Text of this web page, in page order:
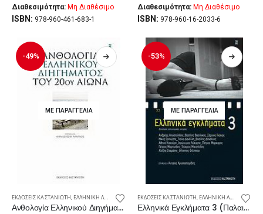
was:
€16.50.
τιμή
είναι:
€10.00.
Διαθεσιμότητα: Μη Διαθέσιμο
ISBN: 978-960-461-683-1
was:
€14.41.
τιμή
είναι:
€10.00.
Διαθεσιμότητα: Μη Διαθέσιμο
ISBN: 978-960-16-2033-6
-49%
ΜΕ ΠΑΡΑΓΓΕΛΊΑ
ΕΚΔΌΣΕΙΣ ΚΑΣΤΑΝΙΏΤΗ ΕΛΛΗΝΙΚΉ ΛΟΓΟΤΕΧΝΊΑ ΠΑΛΑΙΟΒΙΒΛΙΟΠΩΛΕΊΟ
Ανθολογία Ελληνικού Διηγήματος Του 20ού Αιώνα (Παλαιoβιβλιοπωλείο)
-53%
ΜΕ ΠΑΡΑΓΓΕΛΊΑ
ΕΚΔΌΣΕΙΣ ΚΑΣΤΑΝΙΏΤΗ ΕΛΛΗΝΙΚΉ ΛΟΓΟΤΕΧΝΊΑ
Ελληνικά Εγκλήματα 3 (Παλαιoβιβλιοπωλείο)